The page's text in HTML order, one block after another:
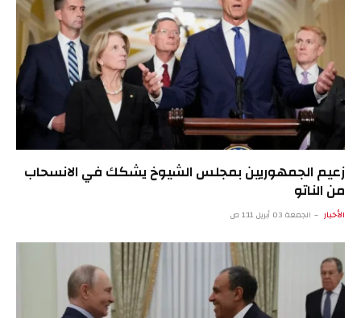
زعيم الجمهوريين بمجلس الشيوخ يشكك في الانسحاب
من الناتو
الأخبار الجمعة 03 أبريل 1:11 ص